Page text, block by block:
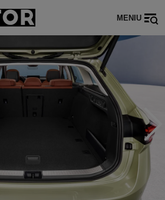
MENIU